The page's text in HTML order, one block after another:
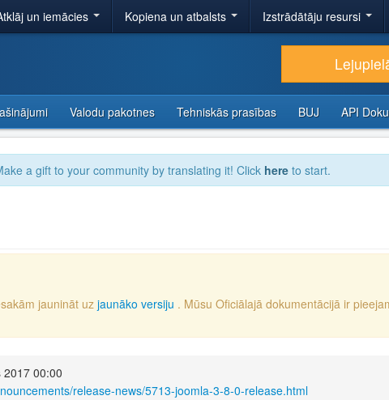
un iemācies Kopiena un atbalsts Izstrādātāju resursi
Valodu pakotnes Tehniskās prasības BUJ API
a gift to your community by translating it! Click here to start.
jaunināt uz jaunāko versiju . Mūsu Oficiālajā dokumentācijā ir
2017 00:00
release-news/5713-joomla-3-8-0-release.html